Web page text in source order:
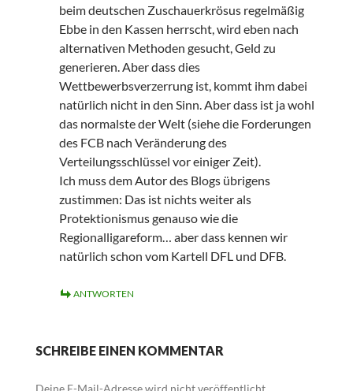
beim deutschen Zuschauerkrösus regelmäßig
Ebbe in den Kassen herrscht, wird eben nach
alternativen Methoden gesucht, Geld zu
generieren. Aber dass dies
Wettbewerbsverzerrung ist, kommt ihm dabei
natürlich nicht in den Sinn. Aber dass ist ja wohl
das normalste der Welt (siehe die Forderungen
des FCB nach Veränderung des
Verteilungsschlüssel vor einiger Zeit).
Ich muss dem Autor des Blogs übrigens
zustimmen: Das ist nichts weiter als
Protektionismus genauso wie die
Regionalligareform… aber dass kennen wir
natürlich schon vom Kartell DFL und DFB.
ANTWORTEN
SCHREIBE EINEN KOMMENTAR